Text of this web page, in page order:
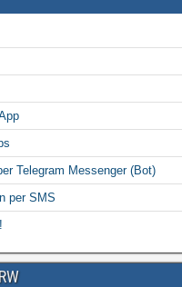
Telegram Messenger (Bot)
per SMS